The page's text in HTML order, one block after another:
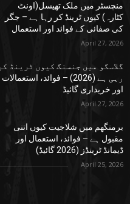
منچسٹر میں ملک تھیسل(اونٹ
کٹارہ) کیوں ٹرینڈ کر رہا ہے – جگر
کی صفائی کے فوائد اور استعمال
April 27, 2026
گلاسگو میں جنسنگ کیوں ٹرینڈ کر
رہی ہے (2026) – فوائد، استعمالات
اور خریداری گائیڈ
April 27, 2026
برمنگھم میں شلاجیت کیوں اتنی
مقبول ہے – فوائد، استعمال اور
ڈیمانڈ ٹرینڈز (2026 گائیڈ)
April 25, 2026